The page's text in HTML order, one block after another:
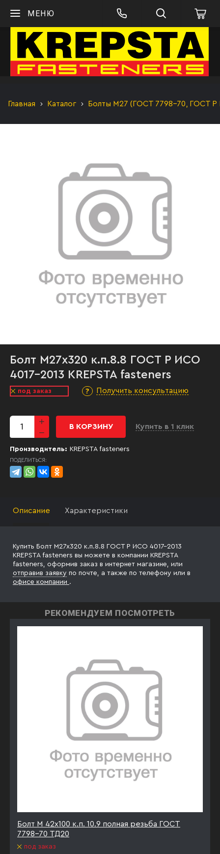
МЕНЮ
Главная Каталог Болты М27 (ГОСТ 7798-70, ГОСТ Р
Болт М27х320 к.п.8.8 ГОСТ Р ИСО
4017-2013 KREPSTA fasteners
под заказ Получить консультацию
В КОРЗИНУ Купить в 1 клик
Производитель: KREPSTA fasteners
ПОДЕЛИТЬСЯ:
Описание Характеристики
Купить Болт М27х320 к.п.8.8 ГОСТ Р ИСО 4017-2013
KREPSTA fasteners вы можете в компании KREPSTA
fasteners, оформив заказ в интернет магазине, или
отправив заявку по почте, а также по телефону или в
офисе компании .
РЕКОМЕНДУЕМ ПОСМОТРЕТЬ
Болт М 42х100 к.п. 10.9 полная резьба ГОСТ
7798-70 ТД20
под заказ